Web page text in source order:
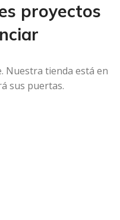
proyectos
Nuestra tienda está en
sus puertas.